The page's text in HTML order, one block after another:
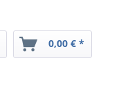
0,00 € *